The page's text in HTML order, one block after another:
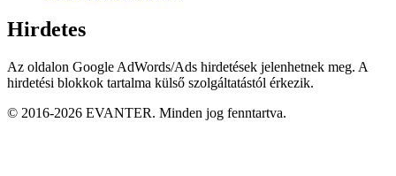
Hirdetes
Az oldalon Google AdWords/Ads hirdetések jelenhetnek meg. A
hirdetési blokkok tartalma külső szolgáltatástól érkezik.
© 2016-2026 EVANTER. Minden jog fenntartva.